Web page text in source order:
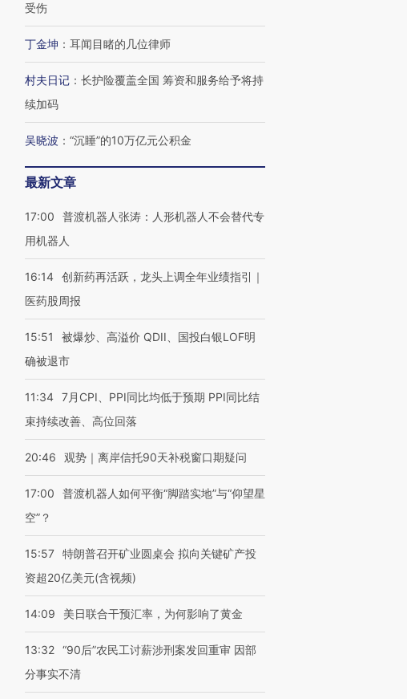
受伤
丁金坤 ： 耳闻目睹的几位律师
村夫日记 ： 长护险覆盖全国 筹资和服务给予将持
续加码
吴晓波 ： “沉睡”的10万亿元公积金
最新文章
17:00
普渡机器人张涛：人形机器人不会替代专
用机器人
16:14 创新药再活跃，龙头上调全年业绩指引｜
医药股周报
15:51
被爆炒、高溢价 QDII、国投白银LOF明
确被退市
11:34 7月CPI、PPI同比均低于预期 PPI同比结
束持续改善、高位回落
20:46 观势｜离岸信托90天补税窗口期疑问
17:00
普渡机器人如何平衡“脚踏实地”与“仰望星
空”？
15:57 特朗普召开矿业圆桌会 拟向关键矿产投
资超20亿美元(含视频)
14:09 美日联合干预汇率，为何影响了黄金
13:32 “90后”农民工讨薪涉刑案发回重审 因部
分事实不清